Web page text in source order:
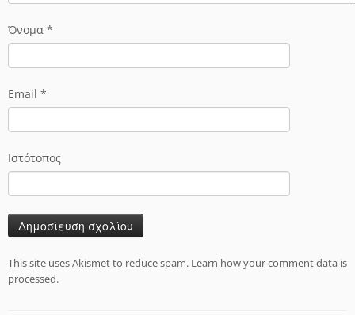
Όνομα *
Email *
Ιστότοπος
This site uses Akismet to reduce spam. Learn how your comment data is
processed.